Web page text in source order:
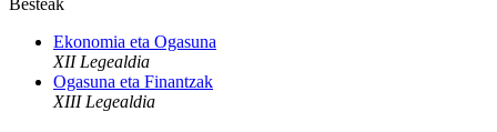
Ekonomia eta Ogasuna
XII Legealdia
Ogasuna eta Finantzak
XIII Legealdia